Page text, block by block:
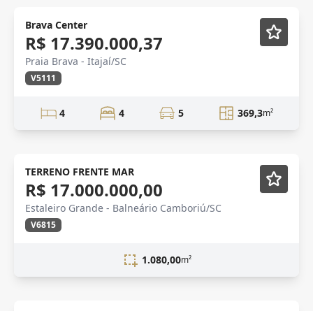
Vídeo Lançamento
Brava Center
R$ 17.390.000,37
Praia Brava - Itajaí/SC
V5111
4 4 5 369,3m²
Novidade
TERRENO FRENTE MAR
R$ 17.000.000,00
Estaleiro Grande - Balneário Camboriú/SC
V6815
1.080,00m²